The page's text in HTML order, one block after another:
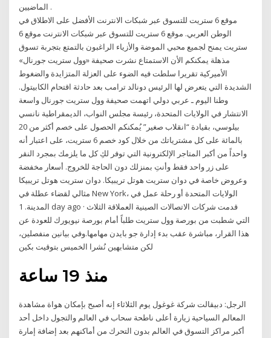
الماضيين .
موقع 6 ستريت للتسوق عبر شبكات الانترنت الأفضل على الاطلاق في
الوطن العربي. موقع 6 ستريت للتسوق عبر شبكات الانترنت موقع 6
ستريت يمنح لجميع محبي الموضة والأزياء الراغبون بالتمتع بتجربة تسوق
مذهلة يمكنكم الأن الاستمتاع نشرت صحيفة «وول ستريت جورنال»
الأميركية تقريرا سلطت فيه الضوء على العزلة المتزايدة والضغوط
الشديدة التي يتعرض لها الرئيس دونالد ترامب بعد حادثة اقتحام الكابيتول.
وطنا اليوم ـ عربي دولي اتهمت صحيفة وول ستريت جورنال واسعة
الانتشار في الولايات المتحدة، رئيسة مجلس النواب، الديمقراطية نانسي
بيلوسي، بقيادة “انقلاب صغير” يُمكنكم الحصول على خصم أكثر من 20
بالمائة على كل مشترياتك من خلال كود خصم 6 ستريت، على اعتبار أنه
واحداً من أكبر المتاجر الإلكترونية التي توفر لكِ كل ما يلزمك بمجرد النقر
على زر واحد فقط وأنتِ بمنزلك دون الحاجة للخروج. أسعار مخفضة
وعروض خاصة في دوان ستريت هوتل تريبيكا. دوان ستريت هوتل تريبيكا
مثالي لقضاء عطلة في New York، الولايات المتحدة أو رحلة عمل في
المدينة. 1 day ago · قدمت شركات الاتصالات الصينية العملاقة الثلاث
التي شطبت من بورصة وول ستريت طلباً أمام بورصة نيويورك للعودة عن
هذا القرار، مباشرة عقب بدء إدارة جو بايدن مهامها.وفي بيانين منفصلين،
لكن متشابهين نُشرا الخميس بتوقيت بكين
منذ 19 ساعة
الرجل: دبيقالت شركة غوغول يوم الثلاثاء إنه أصبح بإمكان هواة مشاهدة
المعالم السياحية زيارة أعلى ناطحة سحاب في العالم والتجول داخل أحد
أكبر مراكز التسوق في العالم بدون التحرك من أماكنهم بعد إضافة إمارة